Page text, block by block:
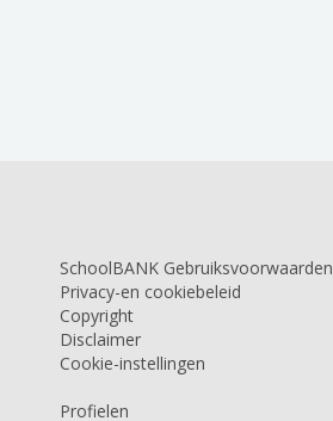
SchoolBANK Gebruiksvoorwaarden
Privacy-en cookiebeleid
Copyright
Disclaimer
Cookie-instellingen
Profielen